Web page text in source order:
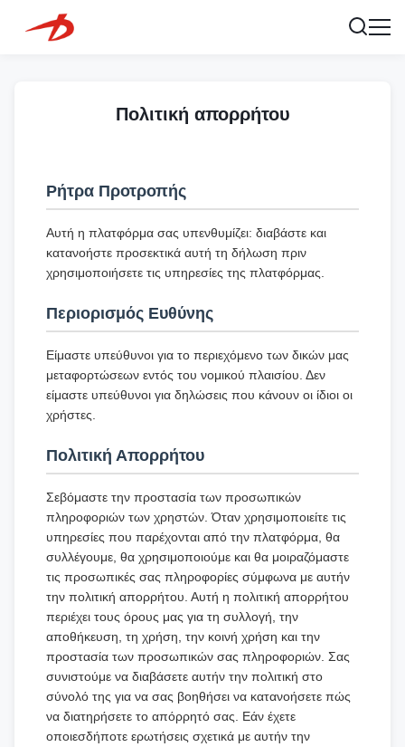
Πολιτική απορρήτου
Ρήτρα Προτροπής
Αυτή η πλατφόρμα σας υπενθυμίζει: διαβάστε και
κατανοήστε προσεκτικά αυτή τη δήλωση πριν
χρησιμοποιήσετε τις υπηρεσίες της πλατφόρμας.
Περιορισμός Ευθύνης
Είμαστε υπεύθυνοι για το περιεχόμενο των δικών μας
μεταφορτώσεων εντός του νομικού πλαισίου. Δεν
είμαστε υπεύθυνοι για δηλώσεις που κάνουν οι ίδιοι οι
χρήστες.
Πολιτική Απορρήτου
Σεβόμαστε την προστασία των προσωπικών
πληροφοριών των χρηστών. Όταν χρησιμοποιείτε τις
υπηρεσίες που παρέχονται από την πλατφόρμα, θα
συλλέγουμε, θα χρησιμοποιούμε και θα μοιραζόμαστε
τις προσωπικές σας πληροφορίες σύμφωνα με αυτήν
την πολιτική απορρήτου. Αυτή η πολιτική απορρήτου
περιέχει τους όρους μας για τη συλλογή, την
αποθήκευση, τη χρήση, την κοινή χρήση και την
προστασία των προσωπικών σας πληροφοριών. Σας
συνιστούμε να διαβάσετε αυτήν την πολιτική στο
σύνολό της για να σας βοηθήσει να κατανοήσετε πώς
να διατηρήσετε το απόρρητό σας. Εάν έχετε
οποιεσδήποτε ερωτήσεις σχετικά με αυτήν την